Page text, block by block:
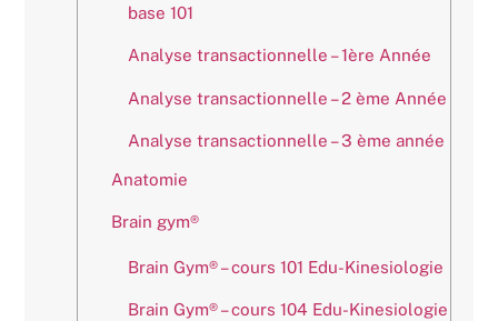
base 101
Analyse transactionnelle – 1ère Année
Analyse transactionnelle – 2 ème Année
Analyse transactionnelle – 3 ème année
Anatomie
Brain gym®
Brain Gym® – cours 101 Edu-Kinesiologie
Brain Gym® – cours 104 Edu-Kinesiologie